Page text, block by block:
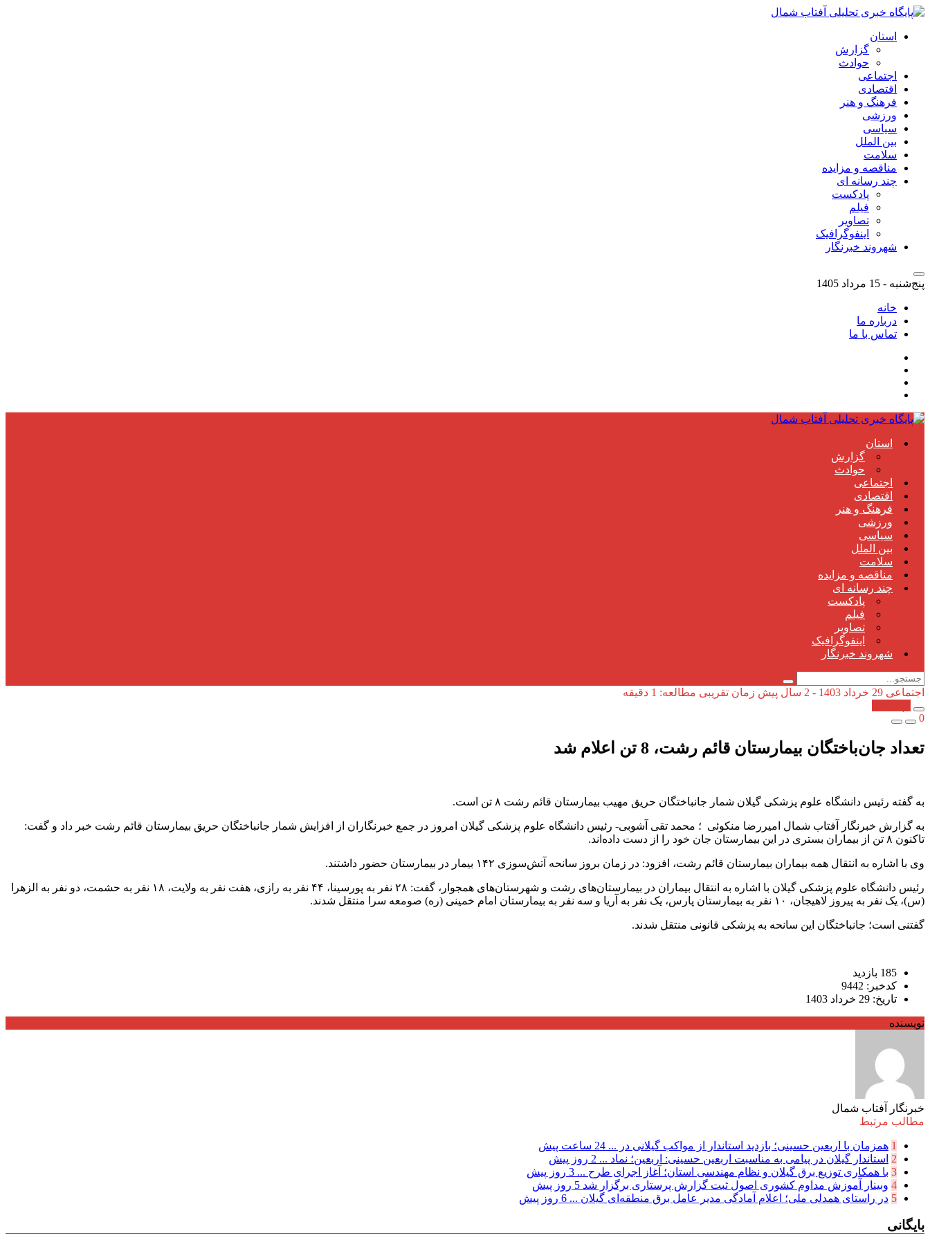
استان
گزارش
حوادث
اجتماعی
اقتصادی
فرهنگ و هنر
ورزشی
سیاسی
بین الملل
سلامت
مناقصه و مزایده
چند رسانه ای
پادکست
فیلم
تصاویر
اینفوگرافیک
شهروند خبرنگار
پنج‌شنبه - 15 مرداد 1405
خانه
درباره ما
تماس با ما
استان
گزارش
حوادث
اجتماعی
اقتصادی
فرهنگ و هنر
ورزشی
سیاسی
بین الملل
سلامت
مناقصه و مزایده
چند رسانه ای
پادکست
فیلم
تصاویر
اینفوگرافیک
شهروند خبرنگار
اجتماعی 29 خرداد 1403 - 2 سال پیش
زمان تقریبی مطالعه: 1 دقیقه
0
تعداد جان‌باختگان بیمارستان قائم رشت، 8 تن اعلام شد
به گفته رئیس دانشگاه علوم پزشکی گیلان شمار جانباختگان حریق مهیب بیمارستان قائم رشت ۸ تن است.
به گزارش خبرنگار آفتاب شمال امیررضا منکوئی ؛ محمد تقی آشوبی- رئیس دانشگاه علوم پزشکی گیلان امروز در جمع خبرنگاران از افزایش شمار جانباختگان حریق بیمارستان قائم رشت خبر داد و گفت:
تاکنون ۸ تن از بیماران بستری در این بیمارستان جان خود را از دست داده‌اند.
وی با اشاره به انتقال همه بیماران بیمارستان قائم رشت، افزود: در زمان بروز سانحه آتش‌سوزی ۱۴۲ بیمار در بیمارستان حضور داشتند.
رئیس دانشگاه علوم پزشکی گیلان با اشاره به انتقال بیماران در بیمارستان‌های رشت و شهرستان‌های همجوار، گفت: ۲۸ نفر به پورسینا، ۴۴ نفر به رازی، هفت نفر به ولایت، ۱۸ نفر به حشمت، دو نفر به الزهرا
(س)، یک نفر به پیروز لاهیجان، ۱۰ نفر به بیمارستان پارس، یک نفر به آریا و سه نفر به بیمارستان امام خمینی (ره) صومعه سرا منتقل شدند.
گفتنی است؛ جانباختگان این سانحه به پزشکی قانونی منتقل شدند.
185 بازدید
کدخبر: 9442
تاریخ: 29 خرداد 1403
نویسنده
خبرنگار آفتاب شمال
مطالب مرتبط
1 همزمان با اربعین حسینی؛ بازدید استاندار از مواکب گیلانی در ... 24 ساعت پیش
2 استاندار گیلان در پیامی به مناسبت اربعین حسینی: اربعین؛ نماد ... 2 روز پیش
3 با همکاری توزیع برق گیلان و نظام مهندسی استان؛ آغاز اجرای طرح ... 3 روز پیش
4 وبینار آموزش مداوم کشوری اصول ثبت گزارش پرستاری برگزار شد 5 روز پیش
5 در راستای همدلی ملی؛ اعلام آمادگی مدیر عامل برق منطقه‌ای گیلان ... 6 روز پیش
بایگانی